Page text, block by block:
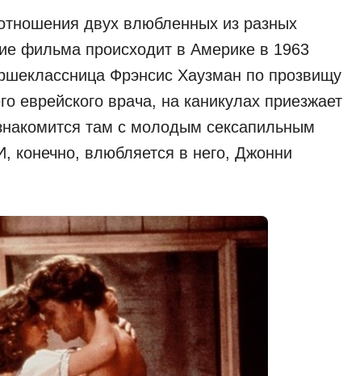
двух влюбленных из разных
фильма происходит в Америке в 1963
Фрэнсис Хаузман по прозвищу
еврейского врача, на каникулах приезжает
там с молодым сексапильным
конечно, влюбляется в него, Джонни